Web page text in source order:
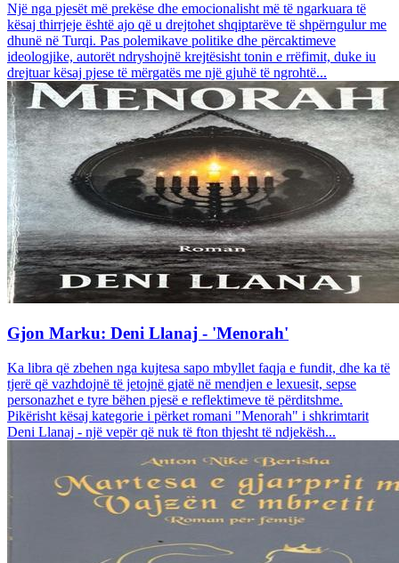
Një nga pjesët më prekëse dhe emocionalisht më të ngarkuara të
kësaj thirrjeje është ajo që u drejtohet shqiptarëve të shpërngulur me
dhunë në Turqi. Pas polemikave politike dhe përcaktimeve
ideologjike, autorët ndryshojnë krejtësisht tonin e rrëfimit, duke iu
drejtuar kësaj pjese të mërgatës me një gjuhë të ngrohtë...
Gjon Marku: Deni Llanaj - 'Menorah'
Ka libra që zbehen nga kujtesa sapo mbyllet faqja e fundit, dhe ka të
tjerë që vazhdojnë të jetojnë gjatë në mendjen e lexuesit, sepse
personazhet e tyre bëhen pjesë e reflektimeve të përditshme.
Pikërisht kësaj kategorie i përket romani "Menorah" i shkrimtarit
Deni Llanaj - një vepër që nuk të fton thjesht të ndjekësh...